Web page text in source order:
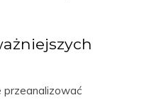
przeanalizować